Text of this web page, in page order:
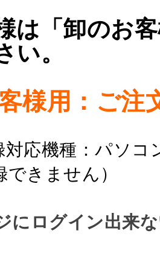
は「卸のお
い。
様用：ご注
対応機種：パソ
きません）
にログイン出来